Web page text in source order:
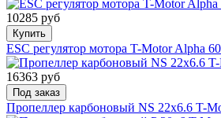
10285 руб
Купить
ESC регулятор мотора T-Motor Alpha
16363 руб
Под заказ
Пропеллер карбоновый NS 22x6.6 T-